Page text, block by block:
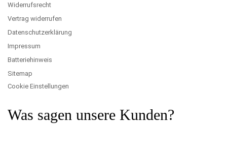
Widerrufsrecht
Vertrag widerrufen
Datenschutzerklärung
Impressum
Batteriehinweis
Sitemap
Cookie Einstellungen
Was sagen unsere Kunden?